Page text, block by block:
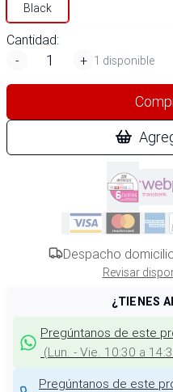
Black
Cantidad:
-
+ 1 disponible
Despacho
Revisar
¿TIENES
Pregúntanos de este
(Lun. - Vie. 10:30 a
Pregúntanos de este